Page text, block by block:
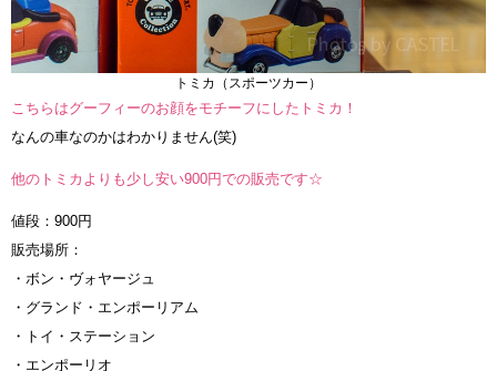
トミカ（スポーツカー）
こちらはグーフィーのお顔をモチーフにしたトミカ！
なんの車なのかはわかりません(笑)
他のトミカよりも少し安い900円での販売です☆
値段：900円
販売場所：
・ボン・ヴォヤージュ
・グランド・エンポーリアム
・トイ・ステーション
・エンポーリオ